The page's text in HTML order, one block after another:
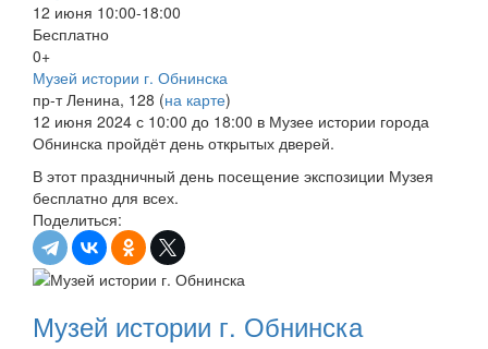
12 июня 10:00-18:00
Бесплатно
0+
Музей истории г. Обнинска
пр-т Ленина, 128 (на карте)
12 июня 2024 с 10:00 до 18:00 в Музее истории города
Обнинска пройдёт день открытых дверей.
В этот праздничный день посещение экспозиции Музея
бесплатно для всех.
Поделиться:
Музей истории г. Обнинска